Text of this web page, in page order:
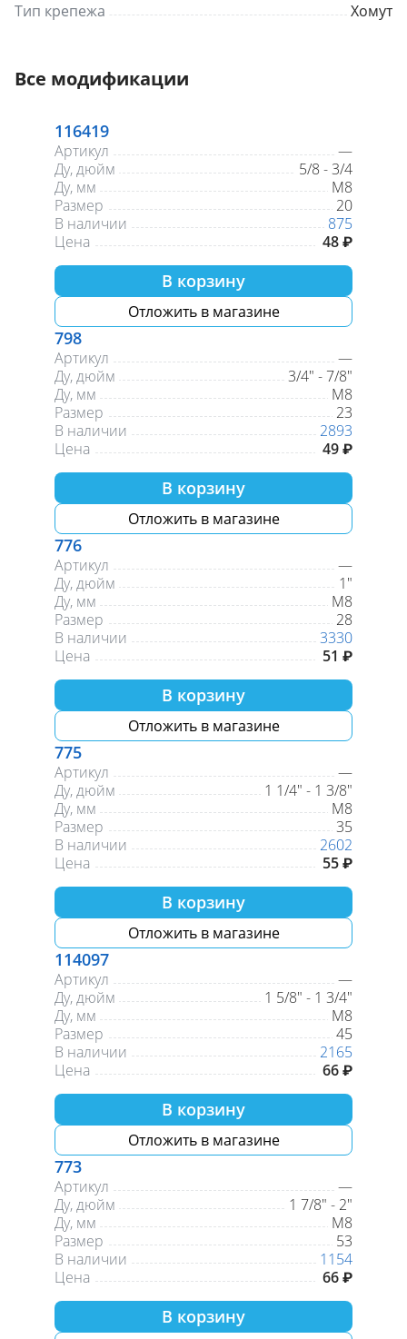
Тип крепежа Хомут
Все модификации
116419
Артикул
—
Ду, дюйм
5/8 - 3/4
Ду, мм
М8
Размер
20
В наличии
875
Цена
48 ₽
В корзину
Отложить в магазине
798
Артикул
—
Ду, дюйм
3/4" - 7/8"
Ду, мм
М8
Размер
23
В наличии
2893
Цена
49 ₽
В корзину
Отложить в магазине
776
Артикул
—
Ду, дюйм
1"
Ду, мм
М8
Размер
28
В наличии
3330
Цена
51 ₽
В корзину
Отложить в магазине
775
Артикул
—
Ду, дюйм
1 1/4" - 1 3/8"
Ду, мм
М8
Размер
35
В наличии
2602
Цена
55 ₽
В корзину
Отложить в магазине
114097
Артикул
—
Ду, дюйм
1 5/8" - 1 3/4"
Ду, мм
М8
Размер
45
В наличии
2165
Цена
66 ₽
В корзину
Отложить в магазине
773
Артикул
—
Ду, дюйм
1 7/8" - 2"
Ду, мм
М8
Размер
53
В наличии
1154
Цена
66 ₽
В корзину